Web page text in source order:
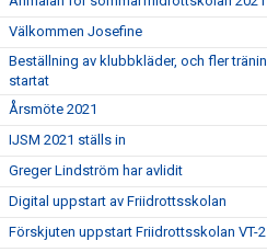
Välkommen Josefine
Beställning av klubbkläder, och fler
startat
Årsmöte 2021
IJSM 2021 ställs in
Greger Lindström har avlidit
Digital uppstart av Friidrottsskolan
Förskjuten uppstart Friidrottsskolan VT-